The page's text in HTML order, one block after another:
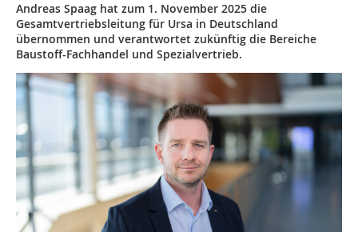
Andreas Spaag hat zum 1. November 2025 die
Gesamtvertriebsleitung für Ursa in Deutschland
übernommen und verantwortet zukünftig die Bereiche
Baustoff-Fachhandel und Spezialvertrieb.